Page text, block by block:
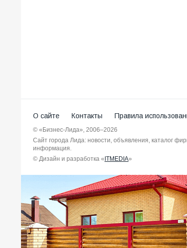
О сайте Контакты Правила
© «Бизнес-Лида», 2006–2026
Сайт города Лида: новости, объявления, каталог
информация.
© Дизайн и разработка «ITMEDIA»